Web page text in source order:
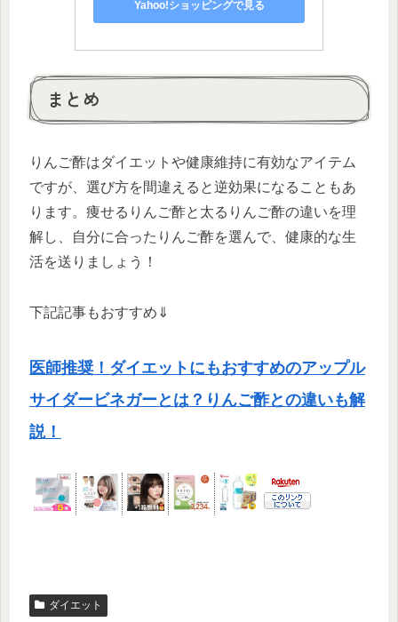
Yahoo!ショッピングで見る
まとめ
りんご酢はダイエットや健康維持に有効なアイテム
ですが、選び方を間違えると逆効果になることもあ
ります。痩せるりんご酢と太るりんご酢の違いを理
解し、自分に合ったりんご酢を選んで、健康的な生
活を送りましょう！
下記記事もおすすめ⇓
医師推奨！ダイエットにもおすすめのアップル
サイダービネガーとは？りんご酢との違いも解
説！
ダイエット